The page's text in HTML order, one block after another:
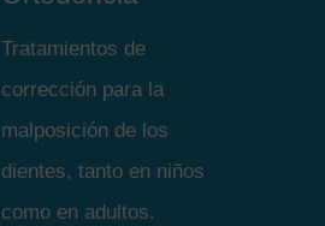
Tratamientos de
corrección para la
malposición de los
dientes, tanto en niños
como en adultos.